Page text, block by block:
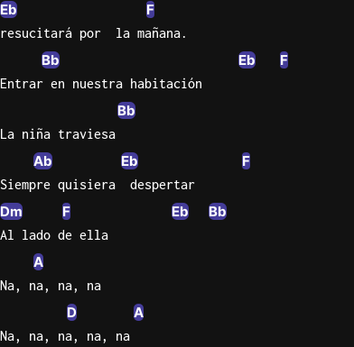
Eb F
resucitará por  la mañana.
Bb Eb F
Entrar en nuestra habitación
Bb
La niña traviesa
Ab Eb F
Siempre quisiera  despertar
Dm F Eb Bb
Al lado de ella
A
Na, na, na, na
D A
Na, na, na, na, na